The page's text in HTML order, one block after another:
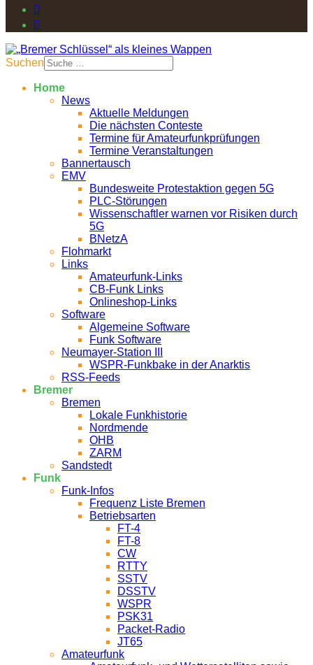
Suchen
Home
News
Aktuelle Meldungen
Die nächsten Conteste
Termine für Amateurfunkprüfungen
Termine Veranstaltungen
Bannertausch
EMV
Bundesweite Protestaktion gegen 5G
PLC-Störungen
Wissenschaftler warnen vor Risiken durch
5G
BNetzA
Flohmarkt
Links
Amateurfunk-Links
CB-Funk Links
Onlineshop-Links
Software
Algemeine Software
Funk Software
Neumayer-Station III
WSPR-Funkbake in der Anarktis
RSS-Feeds
Bremer
Bremen
Lokale Funkhistorie
Nordmende
OHB
ZARM
Sandstedt
Funk
Funk-Infos
Frequenz Liste Bremen
Betriebsarten
FT-4
FT-8
CW
RTTY
SSTV
DSSTV
WSPR
PSK31
Packet-Radio
JT65
Amateurfunk